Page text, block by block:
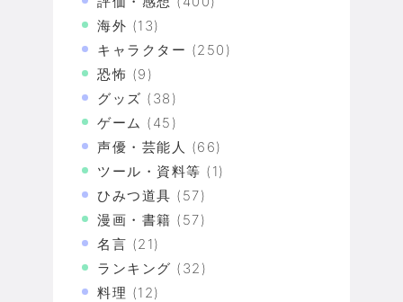
海外 (13)
キャラクター (250)
恐怖 (9)
グッズ (38)
ゲーム (45)
声優・芸能人 (66)
ツール・資料等 (1)
ひみつ道具 (57)
漫画・書籍 (57)
名言 (21)
ランキング (32)
料理 (12)